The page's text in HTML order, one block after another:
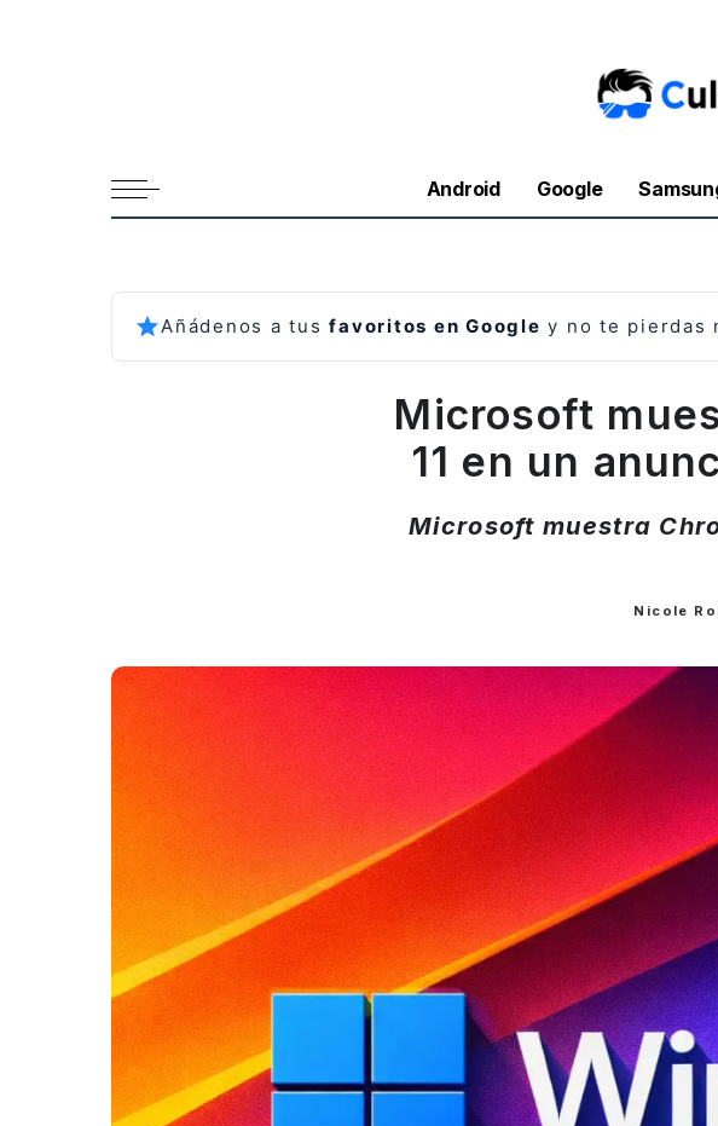
Android Google
Añádenos a tusfavoritos en Google y no te pierdas
Microsoft
11 en un
Microsoft muestra
Posted
Nicole